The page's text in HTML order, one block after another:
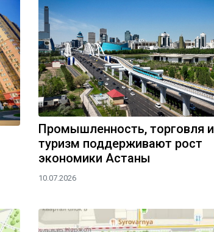
Промышленность, торговля и
туризм поддерживают рост
экономики Астаны
10.07.2026